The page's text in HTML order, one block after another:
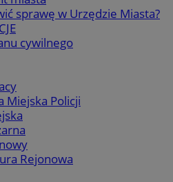
sprawę w Urzędzie Miasta?
cywilnego
Miejska Policji
Rejonowa